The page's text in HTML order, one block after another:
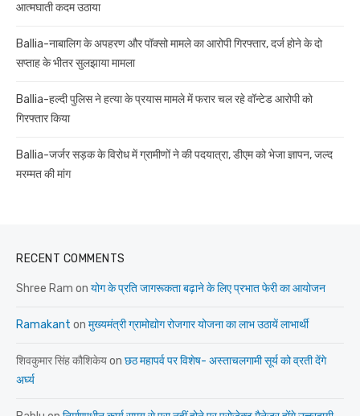
आत्मघाती कदम उठाया
Ballia-नाबालिग के अपहरण और पॉक्सो मामले का आरोपी गिरफ्तार, दर्ज होने के दो
सप्ताह के भीतर सुलझाया मामला
Ballia-हल्दी पुलिस ने हत्या के प्रयास मामले में फरार चल रहे वॉन्टेड आरोपी को
गिरफ्तार किया
Ballia-जर्जर सड़क के विरोध में ग्रामीणों ने की पदयात्रा, डीएम को भेजा ज्ञापन, जल्द
मरम्मत की मांग
RECENT COMMENTS
Shree Ram on योग के प्रति जागरूकता बढ़ाने के लिए प्रभात फेरी का आयोजन
Ramakant on मुख्यमंत्री ग्रामोद्योग रोजगार योजना का लाभ उठायें लाभार्थी
शिवकुमार सिंह कौशिकेयon छठ महापर्व पर विशेष- अस्ताचलगामी सूर्य को व्रती देंगे
अर्घ्य